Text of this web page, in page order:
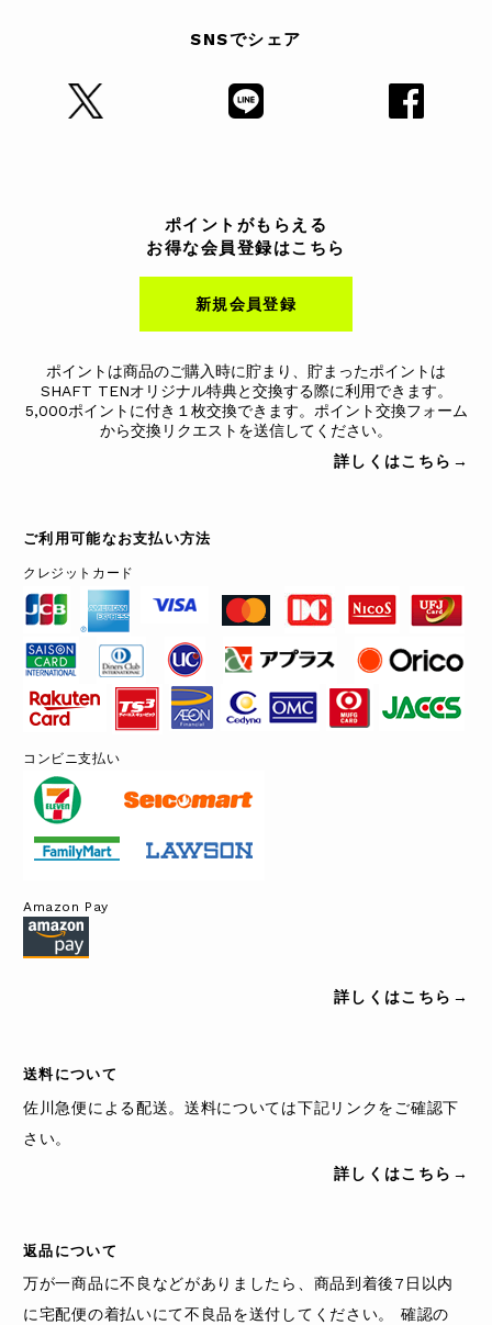
SNSでシェア
ポイントがもらえる
お得な会員登録はこちら
新規会員登録
ポイントは商品のご購入時に貯まり、貯まったポイントは
SHAFT TENオリジナル特典と交換する際に利用できます。
5,000ポイントに付き１枚交換できます。ポイント交換フォーム
から交換リクエストを送信してください。
詳しくはこちら→
ご利用可能なお支払い方法
クレジットカード
コンビニ支払い
Amazon Pay
詳しくはこちら→
送料について
佐川急便による配送。送料については下記リンクをご確認下
さい。
詳しくはこちら→
返品について
万が一商品に不良などがありましたら、商品到着後7日以内
に宅配便の着払いにて不良品を送付してください。 確認の